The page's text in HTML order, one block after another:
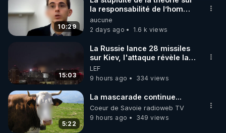
10:29
la responsabilité de l’homme
concernant le dioxyde de
carbone.
aucune
2 days ago
1.6 k views
15:03
La Russie lance 28 missiles
sur Kiev, l'attaque révèle la
faiblesse de Kiev
LEF
9 hours ago
334 views
5:22
La mascarade continue...
Coeur de Savoie radioweb TV
9 hours ago
349 views